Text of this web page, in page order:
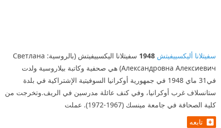
سفيتلانا أليكسييفيتش 1948
سفيتلانا اليكسييفيتش (بالروسية: Светлана
Александровна Алексиевич) هي صحفية وكاتبة بيلاروسية ولدت
في31 ماي 1948 في جمهورية أوكرانيا السوفيتية الإشتراكية في بلدة
ستانسلاف غرب أوكرانيا، وفي كنف عائلة مدرسين في الريف.وتخرجت من
كلية الصحافة في جامعة مينسك (1967-1972). عملت
تابعه